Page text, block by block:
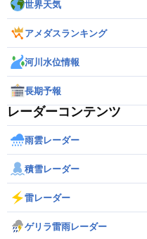
世界天気
アメダスランキング
河川水位情報
長期予報
レーダーコンテンツ
雨雲レーダー
積雪レーダー
雷レーダー
ゲリラ雷雨レーダー